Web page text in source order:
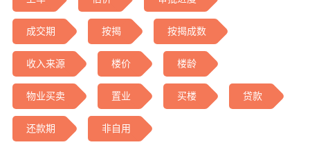
成交期 按揭 按揭成数
收入来源 楼价 楼龄
物业买卖 置业 买楼 贷款
还款期 非自用